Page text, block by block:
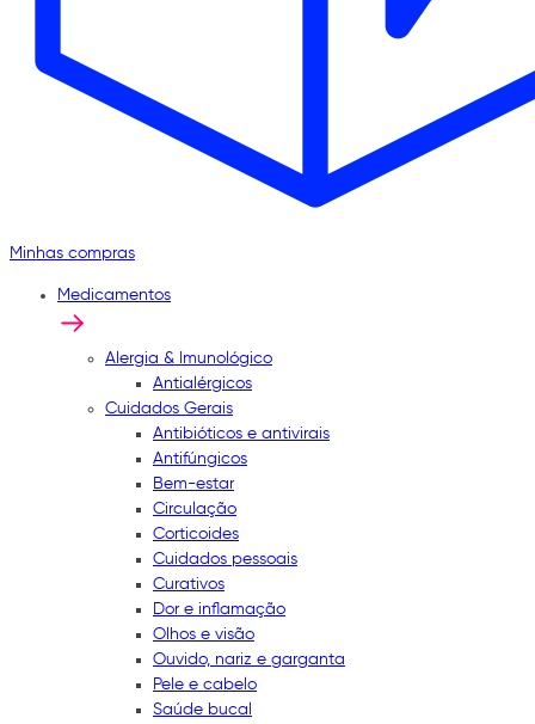
Minhas compras
Medicamentos
Alergia & Imunológico
Antialérgicos
Cuidados Gerais
Antibióticos e antivirais
Antifúngicos
Bem-estar
Circulação
Corticoides
Cuidados pessoais
Curativos
Dor e inflamação
Olhos e visão
Ouvido, nariz e garganta
Pele e cabelo
Saúde bucal